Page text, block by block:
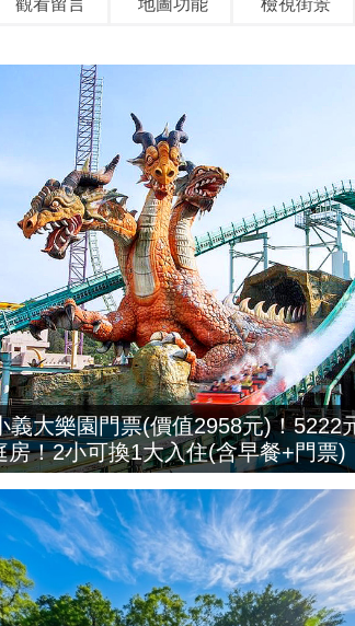
觀看留言 地圖功能 檢視街景
大樂園門票(價值2958元)！5222
房！2小可換1大入住(含早餐+門票)